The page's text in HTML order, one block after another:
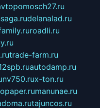
delanalad.ru
roadli.ru
trade-farm.ru
autodamp.ru
nv750.rux-ton.ru
manunae.ru
tajuncos.ru